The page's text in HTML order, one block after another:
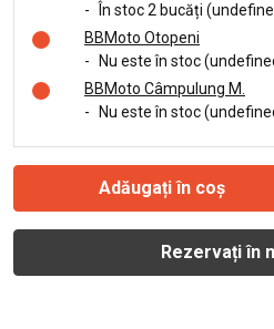
-
În stoc 2 bucăți
BBMoto Otopeni
-
Nu este în stoc
BBMoto Câmpulung M.
-
Nu este în stoc
Adăugați în coș
Rezervați în